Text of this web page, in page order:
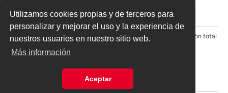
Utilizamos cookies propias y de terceros para
personalizar y mejorar el uso y la experiencia de
nuestros usuarios en nuestro sitio web.
Más información
Aceptar
© 2026 Todos los derechos reservados. Prohibida la reproducción total
o parcial, incluyendo cualquier medio electrónico*